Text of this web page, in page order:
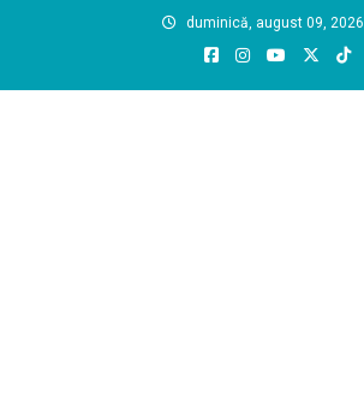
duminică, august 09, 2026